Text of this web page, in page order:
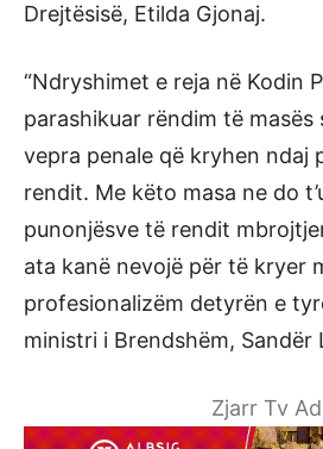
Drejtësisë, Etilda Gjonaj.
“Ndryshimet e reja në Kodin
parashikuar rëndim të masës
vepra penale që kryhen ndaj
rendit. Me këto masa ne do
punonjësve të rendit
ata kanë nevojë për të kryer
profesionalizëm detyrën e
ministri i Brendshëm, Sandër
Zjarr Tv Ad